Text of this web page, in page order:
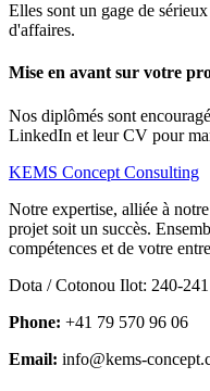
Elles sont un gage de
d'affaires.
Mise en avant sur votre
Nos diplômés sont
LinkedIn et leur CV pour
KEMS Concept Consulting
Notre expertise, alliée à
projet soit un succès.
compétences et de votre
Dota / Cotonou Ilot: 240-241
Phone: +41 79 570 96 06
Email: info@kems-